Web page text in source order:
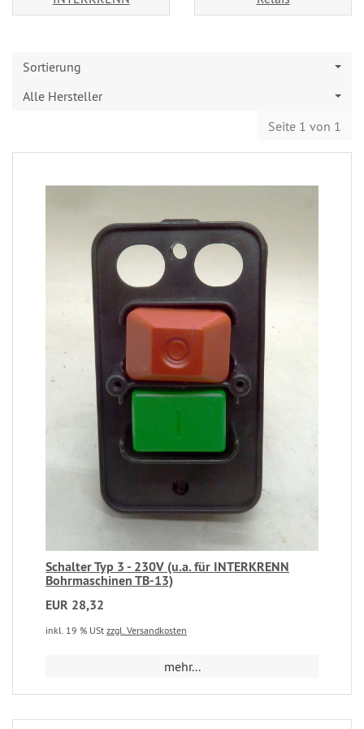
Sortierung
Alle Hersteller
Seite 1 von 1
Schalter Typ 3 - 230V (u.a. für INTERKRENN
Bohrmaschinen TB-13)
EUR 28,32
inkl. 19 % USt zzgl. Versandkosten
mehr...